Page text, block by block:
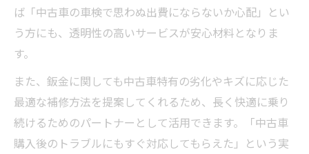
ば「中古車の車検で思わぬ出費にならないか心配」とい
う方にも、透明性の高いサービスが安心材料となりま
す。
また、鈑金に関しても中古車特有の劣化やキズに応じた
最適な補修方法を提案してくれるため、長く快適に乗り
続けるためのパートナーとして活用できます。「中古車
購入後のトラブルにもすぐ対応してもらえた」という実